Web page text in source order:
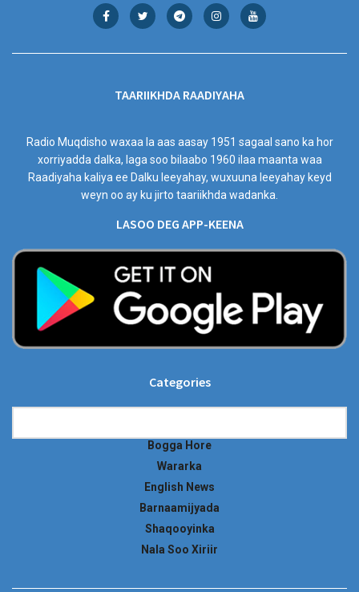
TAARIIKHDA RAADIYAHA
Radio Muqdisho waxaa la aas aasay 1951 sagaal sano ka hor
xorriyadda dalka, laga soo bilaabo 1960 ilaa maanta waa
Raadiyaha kaliya ee Dalku leeyahay, wuxuuna leeyahay keyd
weyn oo ay ku jirto taariikhda wadanka.
LASOO DEG APP-KEENA
Categories
Bogga Hore
Wararka
English News
Barnaamijyada
Shaqooyinka
Nala Soo Xiriir